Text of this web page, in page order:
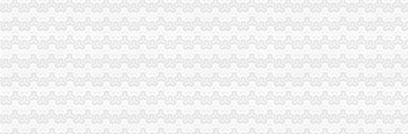
重庆市渝中区马家堡付食经营部长征付食门市_【信用信息_诉讼信息_
重庆市渝中区马家堡小学二年级3班歌咏比赛-原创-高清-爱奇艺
修改重庆市渝中区马家堡小学资料-我要搜学网
渝中区马家堡小学好不好呀？求指教-早教幼儿园小学-重庆购物狂
说课唐令春重庆渝中区马家堡小学《可能》-原创-搜狐
重庆市渝中区马家堡小学-城市吧街景地图
【重庆市渝中区马家堡-公交车站商铺出租渝中大坪商铺出租】第一时